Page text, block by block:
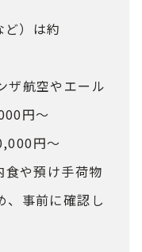
ど）は約
ザ航空やエール
円〜
円～
食や預け手荷物
、事前に確認し